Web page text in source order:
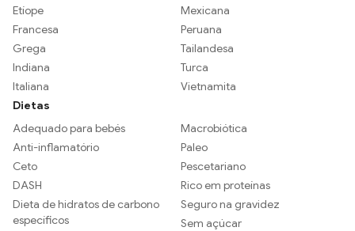
Etíope
Francesa
Grega
Indiana
Italiana
Mexicana
Peruana
Tailandesa
Turca
Vietnamita
Dietas
Adequado para bebés
Anti-inflamatório
Ceto
DASH
Dieta de hidratos de carbono
específicos
Macrobiótica
Paleo
Pescetariano
Rico em proteínas
Seguro na gravidez
Sem açúcar